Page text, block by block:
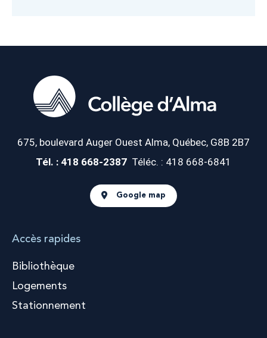
675, boulevard Auger Ouest Alma, Québec, G8B 2B7
Tél. : 418 668-2387 Téléc. : 418 668-6841
Google map
Accès rapides
Bibliothèque
Logements
Stationnement